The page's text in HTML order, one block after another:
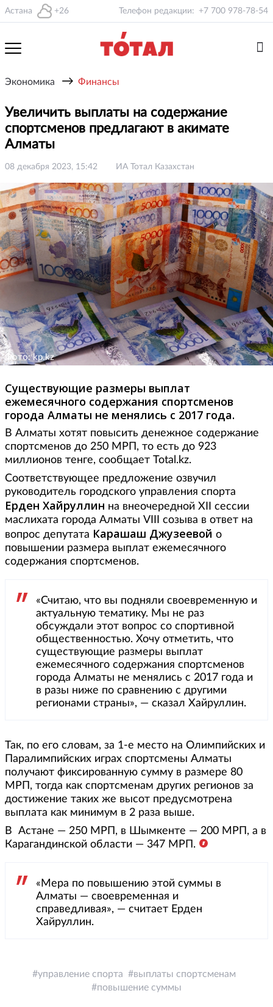
Астана +26 Телефон редакции: +7 700 978-78-54
Экономика → Финансы
Увеличить выплаты на содержание
спортсменов предлагают в акимате
Алматы
08 декабря 2023, 15:42 ИА Тотал Казахстан
Фото: kp.kz
Существующие размеры выплат
ежемесячного содержания спортсменов
города Алматы не менялись с 2017 года.
В Алматы хотят повысить денежное содержание
спортсменов до 250 МРП, то есть до 923
миллионов тенге, сообщает Total.kz.
Соответствующее предложение озвучил
руководитель городского управления спорта
Ерден Хайруллин на внеочередной XII сессии
маслихата города Алматы VIII созыва в ответ на
вопрос депутата Карашаш Джузеевой о
повышении размера выплат ежемесячного
содержания спортсменов.
«Считаю, что вы подняли своевременную и
актуальную тематику. Мы не раз
обсуждали этот вопрос со спортивной
общественностью. Хочу отметить, что
существующие размеры выплат
ежемесячного содержания спортсменов
города Алматы не менялись с 2017 года и
в разы ниже по сравнению с другими
регионами страны», — сказал Хайруллин.
Так, по его словам, за 1-е место на Олимпийских и
Паралимпийских играх спортсмены Алматы
получают фиксированную сумму в размере 80
МРП, тогда как спортсменам других регионов за
достижение таких же высот предусмотрена
выплата как минимум в 2 раза выше.
В Астане — 250 МРП, в Шымкенте — 200 МРП, а в
Карагандинской области — 347 МРП.
«Мера по повышению этой суммы в
Алматы — своевременная и
справедливая», — считает Ерден
Хайруллин.
управление спорта
выплаты спортсменам
повышение суммы